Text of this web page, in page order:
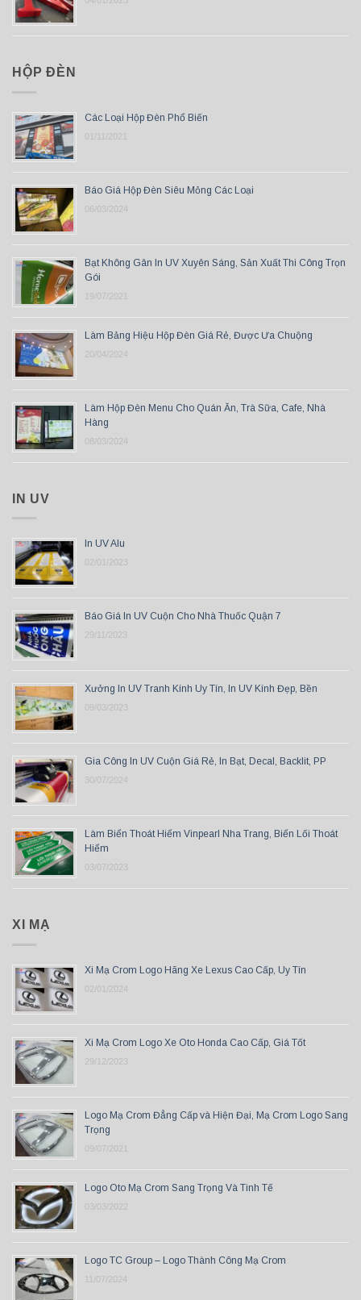
HỘP ĐÈN
Các Loại Hộp Đèn Phổ Biến
01/11/2021
Báo Giá Hộp Đèn Siêu Mỏng Các Loại
06/03/2024
Bạt Không Gân In UV Xuyên Sáng, Sản Xuất Thi Công Trọn
Gói
19/07/2021
Làm Bảng Hiệu Hộp Đèn Giá Rẻ, Được Ưa Chuộng
20/04/2024
Làm Hộp Đèn Menu Cho Quán Ăn, Trà Sữa, Cafe, Nhà
Hàng
08/03/2024
IN UV
In UV Alu
02/01/2023
Báo Giá In UV Cuộn Cho Nhà Thuốc Quận 7
29/11/2023
Xưởng In UV Tranh Kính Uy Tín, In UV Kính Đẹp, Bền
09/03/2023
Gia Công In UV Cuộn Giá Rẻ, In Bạt, Decal, Backlit, PP
30/07/2024
Làm Biển Thoát Hiểm Vinpearl Nha Trang, Biển Lối Thoát
Hiểm
03/07/2023
XI MẠ
Xi Mạ Crom Logo Hãng Xe Lexus Cao Cấp, Uy Tín
02/01/2024
Xi Mạ Crom Logo Xe Oto Honda Cao Cấp, Giá Tốt
29/12/2023
Logo Mạ Crom Đẳng Cấp và Hiện Đại, Mạ Crom Logo Sang
Trọng
09/07/2021
Logo Oto Mạ Crom Sang Trọng Và Tinh Tế
03/03/2022
Logo TC Group – Logo Thành Công Mạ Crom
11/07/2024